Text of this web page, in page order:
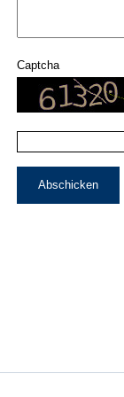
Captcha
Abschicken